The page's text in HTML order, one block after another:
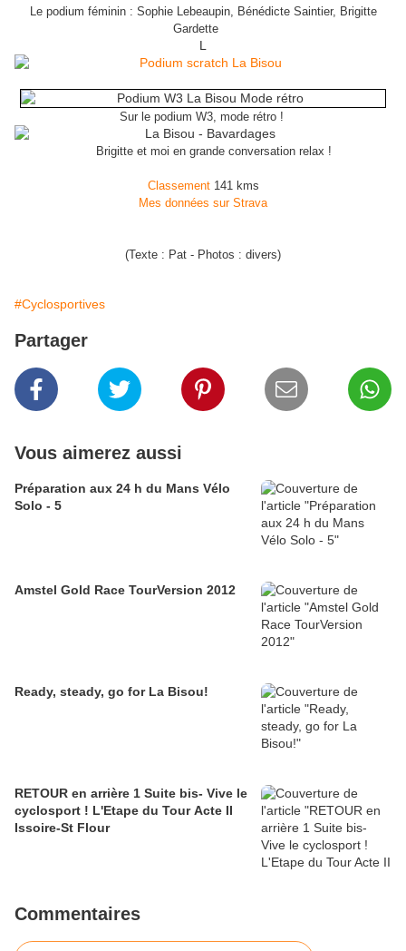
Le podium féminin : Sophie Lebeaupin, Bénédicte Saintier, Brigitte
Gardette
L
Sur le podium W3, mode rétro !
Brigitte et moi en grande conversation relax !
Classement141 kms
Mes données sur Strava
(Texte : Pat - Photos : divers)
#Cyclosportives
Partager
Vous aimerez aussi
Préparation aux 24 h du Mans Vélo
Solo - 5
Amstel Gold Race TourVersion 2012
Ready, steady, go for La Bisou!
RETOUR en arrière 1 Suite bis- Vive le
cyclosport ! L'Etape du Tour Acte II
Issoire-St Flour
Commentaires